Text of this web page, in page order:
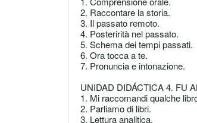
2. Raccontare la storia.
3. Il passato remoto.
4. Posterirità nel passato.
5. Schema dei tempi passati.
6. Ora tocca a te.
7. Pronuncia e intonazione.
UNIDAD DIDÁCTICA 4. FU
1. Mi raccomandi qualche
2. Parliamo di libri.
3. Lettura analitica.